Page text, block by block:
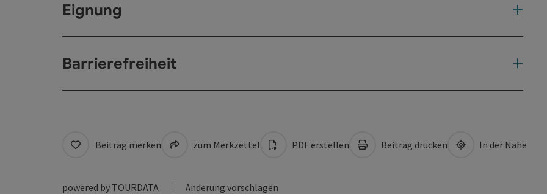
Eignung
Barrierefreiheit
Beitrag merken zum Merkzettel PDF erstellen Beitrag drucken In der Nähe
powered by TOURDATA Änderung vorschlagen